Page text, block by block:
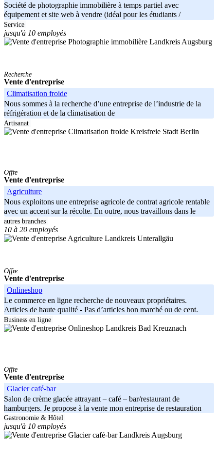
Société de photographie immobilière à temps partiel avec
équipement et site web à vendre (idéal pour les étudiants /
Service
jusqu'à 10 employés
Landkreis Augsburg
Recherche
Vente d'entreprise
Climatisation froide
Nous sommes à la recherche d’une entreprise de l’industrie de la
réfrigération et de la climatisation de
Artisanat
Kreisfreie Stadt Berlin
Offre
Vente d'entreprise
Agriculture
Nous exploitons une entreprise agricole de contrat agricole rentable
avec un accent sur la récolte. En outre, nous travaillons dans le
autres branches
10 à 20 employés
Landkreis Unterallgäu
Offre
Vente d'entreprise
Onlineshop
Le commerce en ligne recherche de nouveaux propriétaires.
Articles de haute qualité - Pas d’articles bon marché ou de cent.
Domaine:
Business en ligne
Landkreis Bad Kreuznach
Offre
Vente d'entreprise
Glacier café-bar
Salon de crème glacée attrayant – café – bar/restaurant de
hamburgers. Je propose à la vente mon entreprise de restauration
bien gérée et
Gastronomie & Hôtel
jusqu'à 10 employés
Landkreis Augsburg